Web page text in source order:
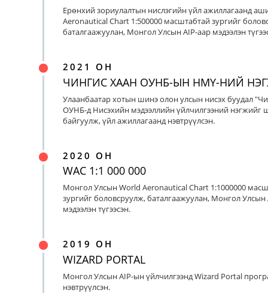
Ерөнхий зориулалтын нислэгийн үйл ажиллагаанд
Aeronautical Chart 1:500000 масштабтай зургийг
баталгаажуулан, Монгол Улсын AIP-аар мэдээлэн
2021 ОН
ЧИНГИС ХААН ОУНБ-ЫН НМҮ-НИЙ
Улаанбаатар хотын шинэ олон улсын нисэх буудал
ОУНБ-д Нисэхийн мэдээллийн үйлчилгээний нэгжийг
байгуулж, үйл ажиллагаанд нэвтрүүлсэн.
2020 ОН
WAC 1:1 000 000
Монгол Улсын World Aeronautical Chart 1:1000000
зургийг боловсруулж, баталгаажуулан, Монгол Улсын
мэдээлэн түгээсэн.
2019 ОН
WIZARD PORTAL
Монгол Улсын AIP-ын үйлчилгээнд Wizard Portal
нэвтрүүлсэн.